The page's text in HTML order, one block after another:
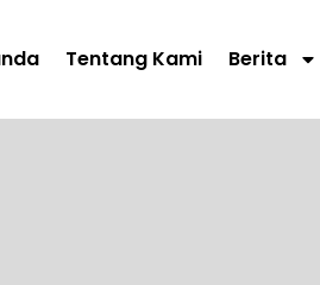
Tentang Kami Berita